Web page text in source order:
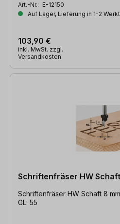
Art.-Nr.: E-12150
Auf Lager, Lieferung in 1-2
103,90 €
inkl. MwSt. zzgl.
Versandkosten
Schriftenfräser HW
Schriftenfräser HW Schaft 8 mm
GL: 55